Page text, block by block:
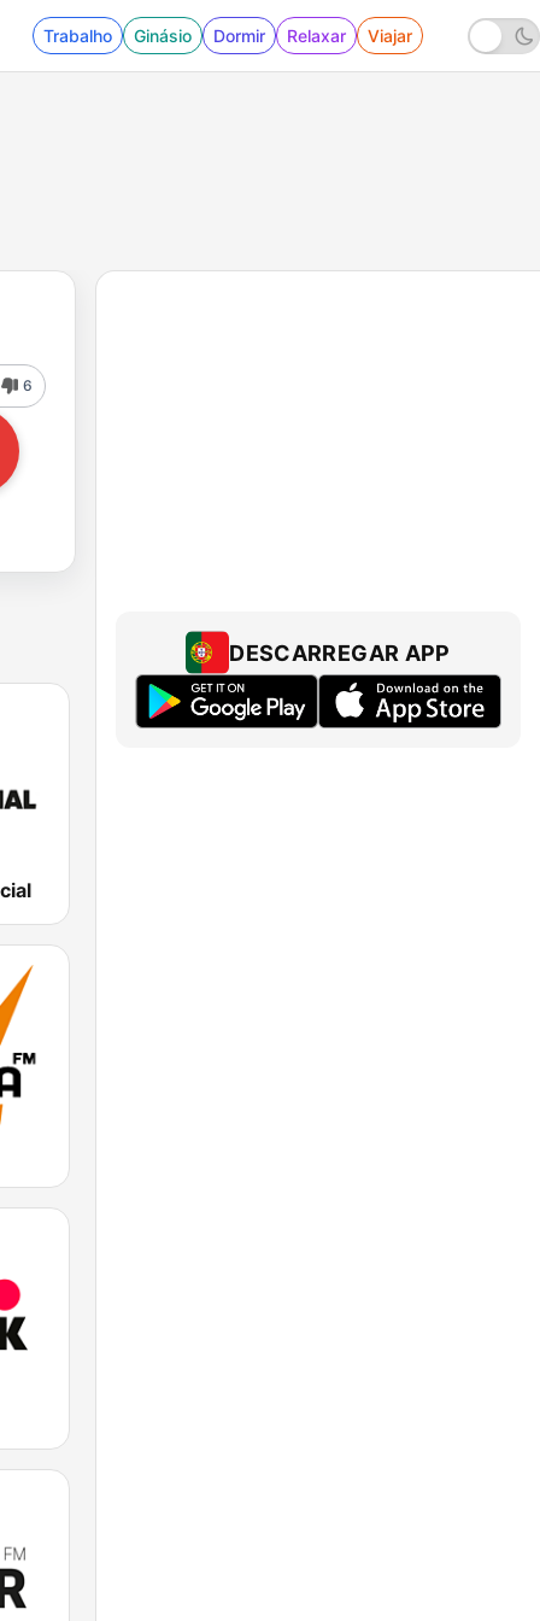
Trabalho Ginásio Dormir Relaxar Viajar
6
DESCARREGAR APP